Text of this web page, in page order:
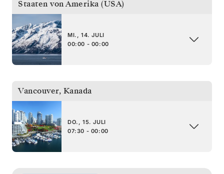
Staaten von Amerika (USA)
MI., 14. JULI
00:00 - 00:00
Vancouver, Kanada
DO., 15. JULI
07:30 - 00:00